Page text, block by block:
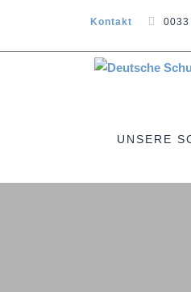
Kontakt
UNSERE